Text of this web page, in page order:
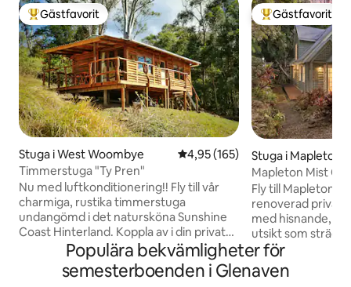
Populär gästfavorit
Gästfavorit
Stuga i West Woombye 4,95 av 5 i genomsnittligt
4,95 (165)
Timmerstuga "Ty Pren"
Nu med luftkonditionering!! Fly till vår
charmiga, rustika timmerstuga
undangömd i det natursköna Sunshine
Coast Hinterland. Koppla av i din privata
stuga, med exponerade timmerväggar,
rustik inredning och moderna
bekvämligheter. En sann känsla av tidigt
Populär
Gästfavorit
Stuga i Mapleton
Mapleton Mist
Fly till Mapleton
renoverad privat
med hisnande,
utsikt som
klara dagar.
med två sovrum
vänner eller en
Populära bekvämligheter för
semesterboenden i Glenaven